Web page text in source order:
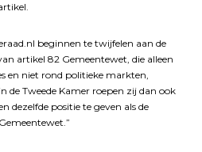
beginnen te twijfelen aan de
artikel 82 Gemeentewet, die alleen
en niet rond politieke markten,
de Tweede Kamer roepen zij dan ook
dezelfde positie te geven als de